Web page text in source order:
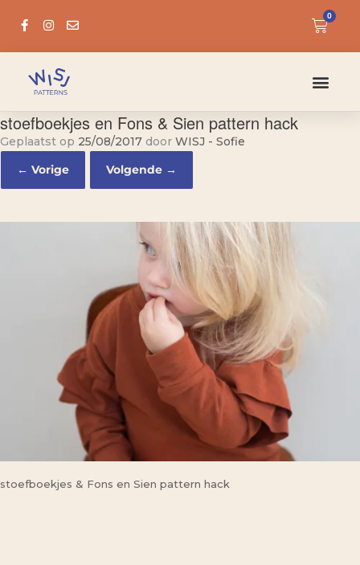
0
stoefboekjes en Fons & Sien pattern hack
Geplaatst op 25/08/2017 door WISJ - Sofie
← Vorige
Volgende →
stoefboekjes & Fons en Sien pattern hack